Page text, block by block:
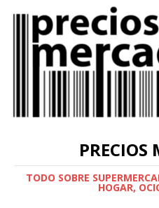
PRECIOS
TODO SOBRE
HOGAR,